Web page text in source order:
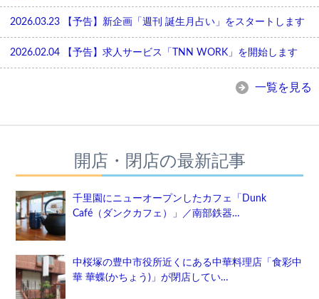
2026.03.23 【予告】新企画「週刊 誕生月占い」をスタートします
2026.02.04 【予告】求人サービス「TNN WORK」を開始します
一覧を見る
開店・閉店の最新記事
千里園にニューオープンしたカフェ「Dunk
Café（ダンクカフェ）」／南部鉄器…
中桜塚の豊中市役所近くにある中華料理店「食彩中
華 華蝶(かちょう)」が閉店してい…